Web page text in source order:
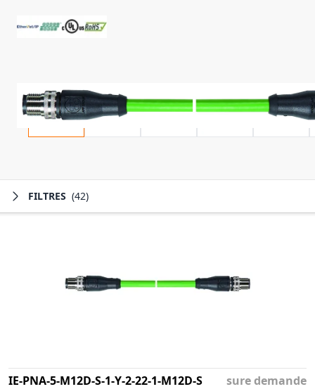
FILTRES (42)
IE-PNA-5-M12D-S-1-Y-2-22-1-M12D-S
sure demande